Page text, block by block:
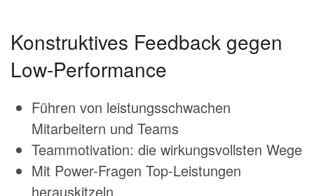
Konstruktives Feedback gegen
Low-Performance
Führen von leistungsschwachen
Mitarbeitern und Teams
Teammotivation: die wirkungsvollsten Wege
Mit Power-Fragen Top-Leistungen
herauskitzeln